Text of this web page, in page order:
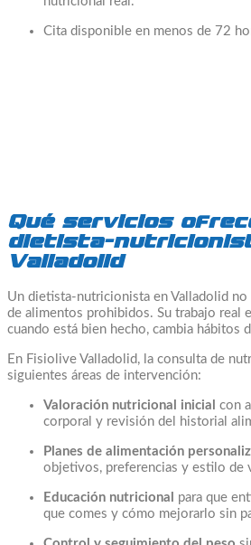
Cita disponible en menos de 72
Qué servicios
dietista-
Valladolid
Un dietista-nutricionista en Valladolid no
de alimentos prohibidos. Su trabajo real
cuando está bien hecho, cambia hábitos
En Fisiolive Valladolid, la consulta de
siguientes áreas de intervención:
Valoración nutricional inicial con
corporal y revisión del historial
Planes de alimentación
objetivos, preferencias y estilo de
Educación nutricional
para que
que comes y cómo mejorarlo sin